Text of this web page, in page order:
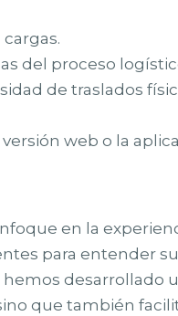
del proceso
de traslados
versión web o la
en la
para entender
hemos desarrollado
que también